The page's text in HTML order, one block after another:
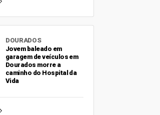
DOURADOS
Jovem baleado em
garagem de veículos em
Dourados morre a
caminho do Hospital da
Vida